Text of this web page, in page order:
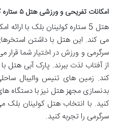
امکانات تفریحی و ورزشی هتل ۵ ستاره کولینان
هتل 5 ستاره کولینان بلک با
می کند. این هتل با داشتن
سرگرمی و ورزش در اختیار شما قرار
از آفتاب لذت ببرند. پارک آبی هتل
کند. زمین های تنیس والیبال
بدنسازی مجهز هتل نیز با دستگاه
کنید. با انتخاب هتل کولینان بلک
سرگرمی را تجربه کنید.